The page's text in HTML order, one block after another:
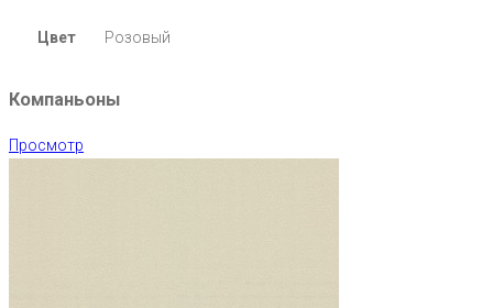
Цвет Розовый
Компаньоны
Просмотр